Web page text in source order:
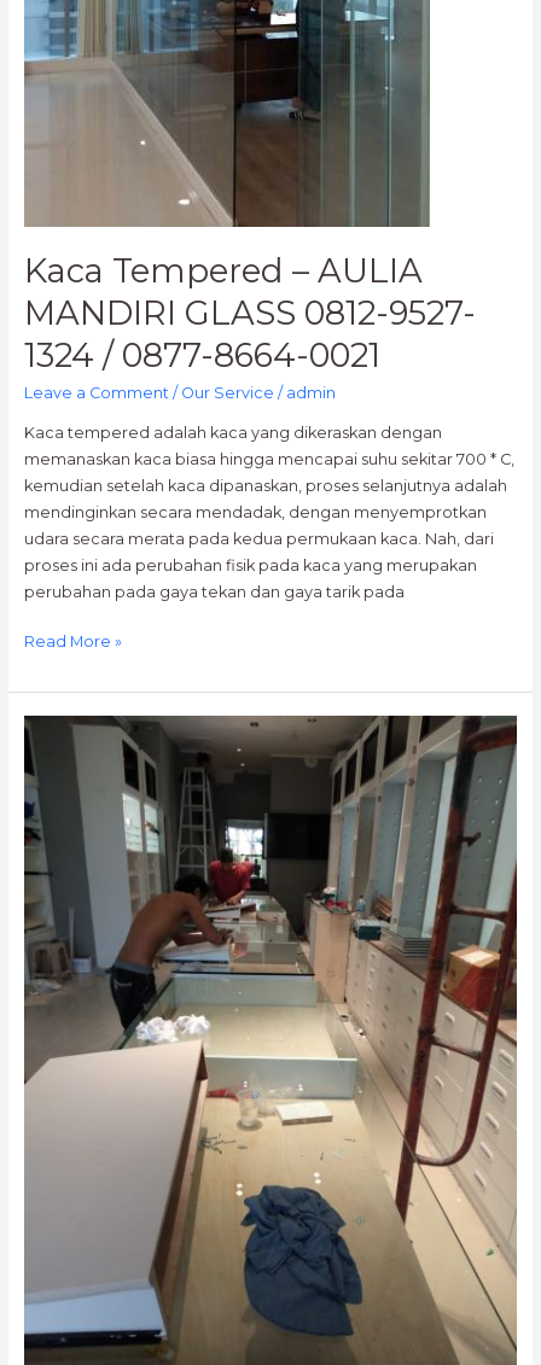
Kaca Tempered – AULIA
MANDIRI GLASS 0812-9527-
1324 / 0877-8664-0021
Leave a Comment / Our Service / admin
Kaca tempered adalah kaca yang dikeraskan dengan
memanaskan kaca biasa hingga mencapai suhu sekitar 700 * C,
kemudian setelah kaca dipanaskan, proses selanjutnya adalah
mendinginkan secara mendadak, dengan menyemprotkan
udara secara merata pada kedua permukaan kaca. Nah, dari
proses ini ada perubahan fisik pada kaca yang merupakan
perubahan pada gaya tekan dan gaya tarik pada
0021
Read More »
Pemasangan
Aluminium
–
AULIA
MANDIRI
GLASS
0812-
9527-
1324
/
0877-